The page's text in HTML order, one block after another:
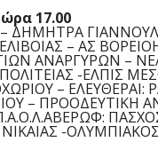
17.00
ΔΗΜΗΤΡΑ
– ΑΣ
ΑΝΑΡΓΥΡΩΝ –
-ΕΛΠΙΣ
– ΕΛΕΥΘΕΡΑΙ:
– ΠΡΟΟΔΕΥΤΙΚΗ
-